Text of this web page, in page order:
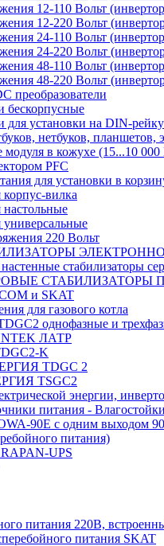
12-110 Вольт
12-220 Вольт
24-110 Вольт
24-220 Вольт
48-110 Вольт
48-220 Вольт
преобразователи
бескорпусные
для установки на DIN-рейку
нетбуков, планшетов,
модуля в кожухе (15...10 000
PFC
для установки в
вилка
220 Вольт
стабилизаторы
СТАБИЛИЗАТОРЫ
и SKAT
для газового котла
однофазные и
ЛАТР
K
TDGC 2
TSGC2
энергии,
питания -
90E с одним выходом
питания)
UPS
питания 220В,
питания SKAT